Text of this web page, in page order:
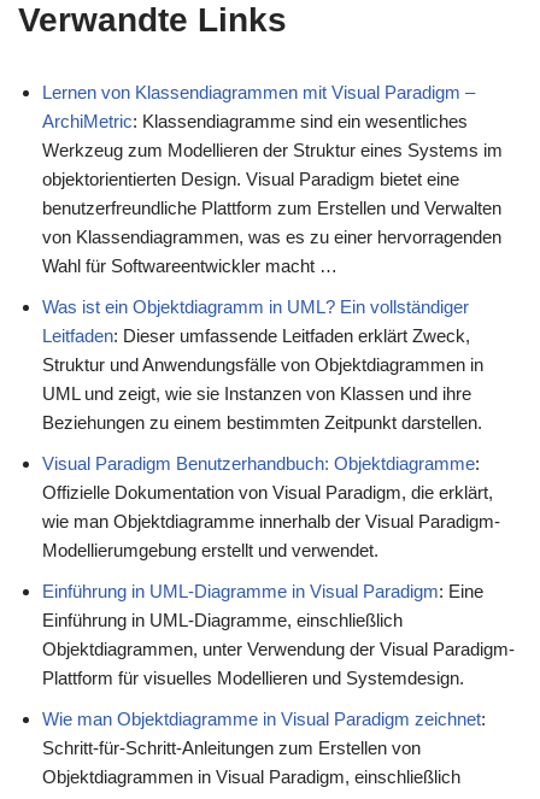
Verwandte Links
Lernen von Klassendiagrammen mit Visual Paradigm –
ArchiMetric: Klassendiagramme sind ein wesentliches
Werkzeug zum Modellieren der Struktur eines Systems im
objektorientierten Design. Visual Paradigm bietet eine
benutzerfreundliche Plattform zum Erstellen und Verwalten
von Klassendiagrammen, was es zu einer hervorragenden
Wahl für Softwareentwickler macht …
Was ist ein Objektdiagramm in UML? Ein vollständiger
Leitfaden: Dieser umfassende Leitfaden erklärt Zweck,
Struktur und Anwendungsfälle von Objektdiagrammen in
UML und zeigt, wie sie Instanzen von Klassen und ihre
Beziehungen zu einem bestimmten Zeitpunkt darstellen.
Visual Paradigm Benutzerhandbuch: Objektdiagramme:
Offizielle Dokumentation von Visual Paradigm, die erklärt,
wie man Objektdiagramme innerhalb der Visual Paradigm-
Modellierumgebung erstellt und verwendet.
Einführung in UML-Diagramme in Visual Paradigm: Eine
Einführung in UML-Diagramme, einschließlich
Objektdiagrammen, unter Verwendung der Visual Paradigm-
Plattform für visuelles Modellieren und Systemdesign.
Wie man Objektdiagramme in Visual Paradigm zeichnet:
Schritt-für-Schritt-Anleitungen zum Erstellen von
Objektdiagrammen in Visual Paradigm, einschließlich